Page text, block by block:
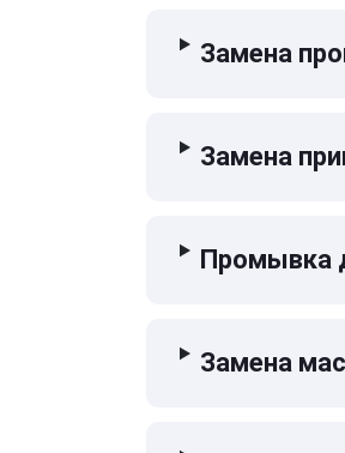
Замена
Замена
Промывка
Замена